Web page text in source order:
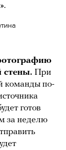
стены. При
команды по-
готов
за неделю